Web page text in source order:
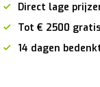
Direct lage
Tot € 2500
14 dagen